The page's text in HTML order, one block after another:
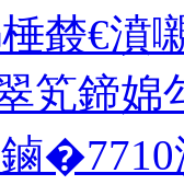
樷€濆
笂鍗
�7710